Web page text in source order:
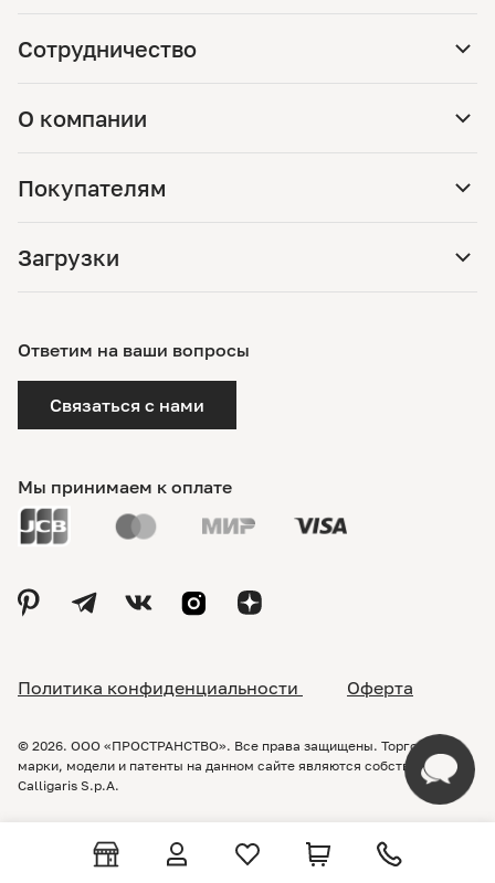
Сотрудничество
О компании
Покупателям
Загрузки
Мы принимаем к оплате
Ответим на ваши вопросы
Связаться с нами
© 2026. ООО «ПРОСТРАНСТВО». Все права защищены. Торговые
марки, модели и патенты на данном сайте являются собственностью
Calligaris S.p.A.
Политика конфиденциальности Оферта